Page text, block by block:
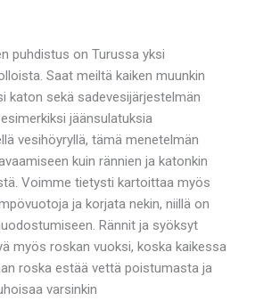
puhdistus on Turussa yksi
Saat meiltä kaiken muunkin
katon sekä sadevesijärjestelmän
jäänsulatuksia
vesihöyryllä, tämä menetelmän
kuin rännien ja katonkin
Voimme tietysti kartoittaa myös
ja korjata nekin, niillä on
Rännit ja syöksyt
myös roskan vuoksi, koska kaikessa
roska estää vettä poistumasta ja
varsinkin